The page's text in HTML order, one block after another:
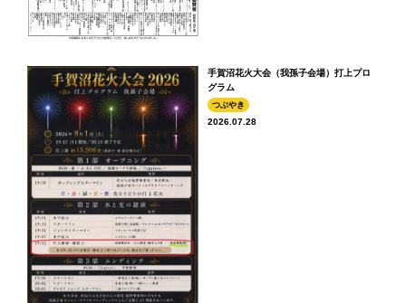
手賀沼花火大会（我孫子会場）打上プロ
グラム
つぶやき
2026.07.28